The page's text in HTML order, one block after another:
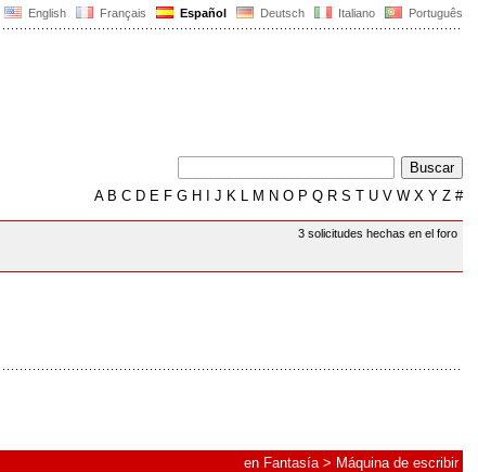
English Français Español Deutsch Italiano Português
AB C D E F G H J K L M N O P Q R S T U V W X Y Z #
3 solicitudes hechas en el foro
en Fantasía> Máquina de escribir